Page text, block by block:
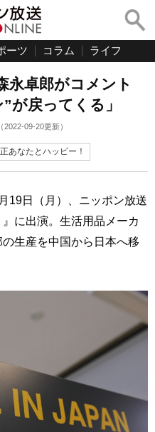
ーツ コラム ライフ
永卓郎がコメント
が戻ってくる」
（2022-09-20更新）
あなたとハッピー！
19日（月）、ニッポン放送
に出演。生活用品メーカ
生産を中国から日本へ移